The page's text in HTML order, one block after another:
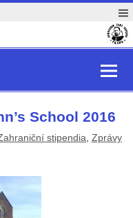
School 2016
stipendia
Zprávy